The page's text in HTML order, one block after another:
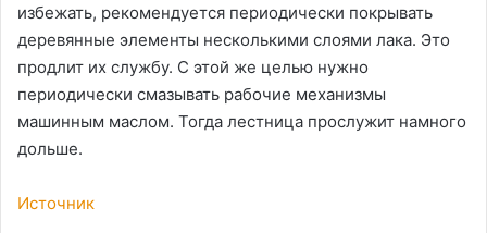
избежать, рекомендуется периодически покрывать
деревянные элементы несколькими слоями лака. Это
продлит их службу. С этой же целью нужно
периодически смазывать рабочие механизмы
машинным маслом. Тогда лестница прослужит намного
дольше.
Источник